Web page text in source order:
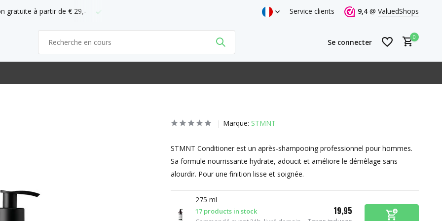
d'ABC Commandez avant 21h = demain chez vous Service clients 9,4 @ ValuedShops
Se connecter
S'inscrire
0
Marque: STMNT
STMNT Conditioner est un après-shampooing professionnel pour hommes.
Sa formule nourrissante hydrate, adoucit et améliore le démêlage sans
alourdir. Pour une finition lisse et soignée.
275 ml
17 products in stock
19,95